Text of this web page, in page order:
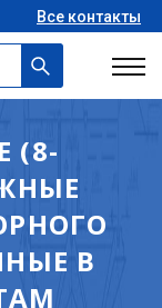
Все контакты
(8-
В